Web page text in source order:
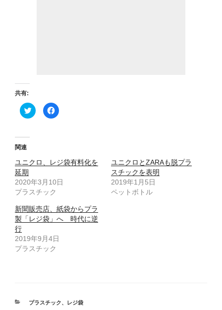
共有:
ク
リ
t
t
r
で
共
有
(
新
し
い
ィ
ン
ド
ウ
F
a
共
有
る
に
リ
ッ
ク
し
く
だ
ド
ウ
関連
ユニクロ、レジ袋有料化を
延期
2020年3月10日
プラスチック
ユニクロとZARAも脱プラ
スチックを表明
2019年1月5日
ペットボトル
新聞販売店、紙袋からプラ
製「レジ袋」へ 時代に逆
行
2019年9月4日
プラスチック
カ
プラスチック、 レジ袋